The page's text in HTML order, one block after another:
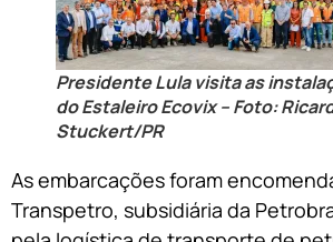
Presidente Lula visita as
do Estaleiro Ecovix – Foto:
Stuckert/PR
As embarcações foram
Transpetro, subsidiária da